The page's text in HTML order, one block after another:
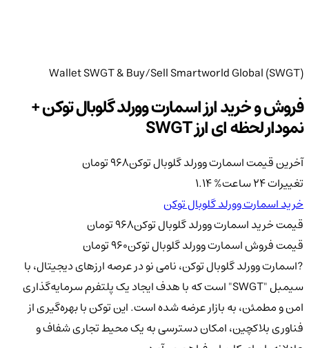
Wallet SWGT & Buy/Sell Smartworld Global (SWGT)
فروش و خرید ارز اسمارت وورلد گلوبال توکن +
نمودار لحظه ای ارز SWGT
آخرین قیمت اسمارت وورلد گلوبال توکن968تومان
تغییرات 24 ساعت
1.14%
خرید اسمارت وورلد گلوبال توکن
قیمت خرید اسمارت وورلد گلوبال توکن968تومان
قیمت فروش اسمارت وورلد گلوبال توکن960تومان
?اسمارت وورلد گلوبال توکن، نامی نو در عرصه ارزهای دیجیتال، با
سیمبل "SWGT" است که با هدف ایجاد یک پلتفرم سرمایه‌گذاری
امن و مطمئن، به بازار عرضه شده است. این توکن با بهره‌گیری از
فناوری بلاکچین، امکان دسترسی به یک محیط تجاری شفاف و